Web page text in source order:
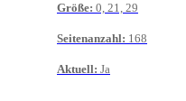
Größe: 0, 21, 29
Seitenanzahl: 168
Aktuell: Ja